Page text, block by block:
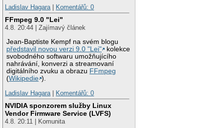
Ladislav Hagara
Komentářů: 0
FFmpeg 9.0 "Lei"
4.8. 20:44 | Zajímavý článek
Jean-Baptiste Kempf na svém blogu
představil novou verzi 9.0 "Lei"
kolekce
svobodného softwaru umožňujícího
nahrávání, konverzi a streamovaní
digitálního zvuku a obrazu FFmpeg
(Wikipedie ).
Ladislav Hagara
Komentářů: 0
NVIDIA sponzorem služby Linux
Vendor Firmware Service (LVFS)
4.8. 20:11 | Komunita